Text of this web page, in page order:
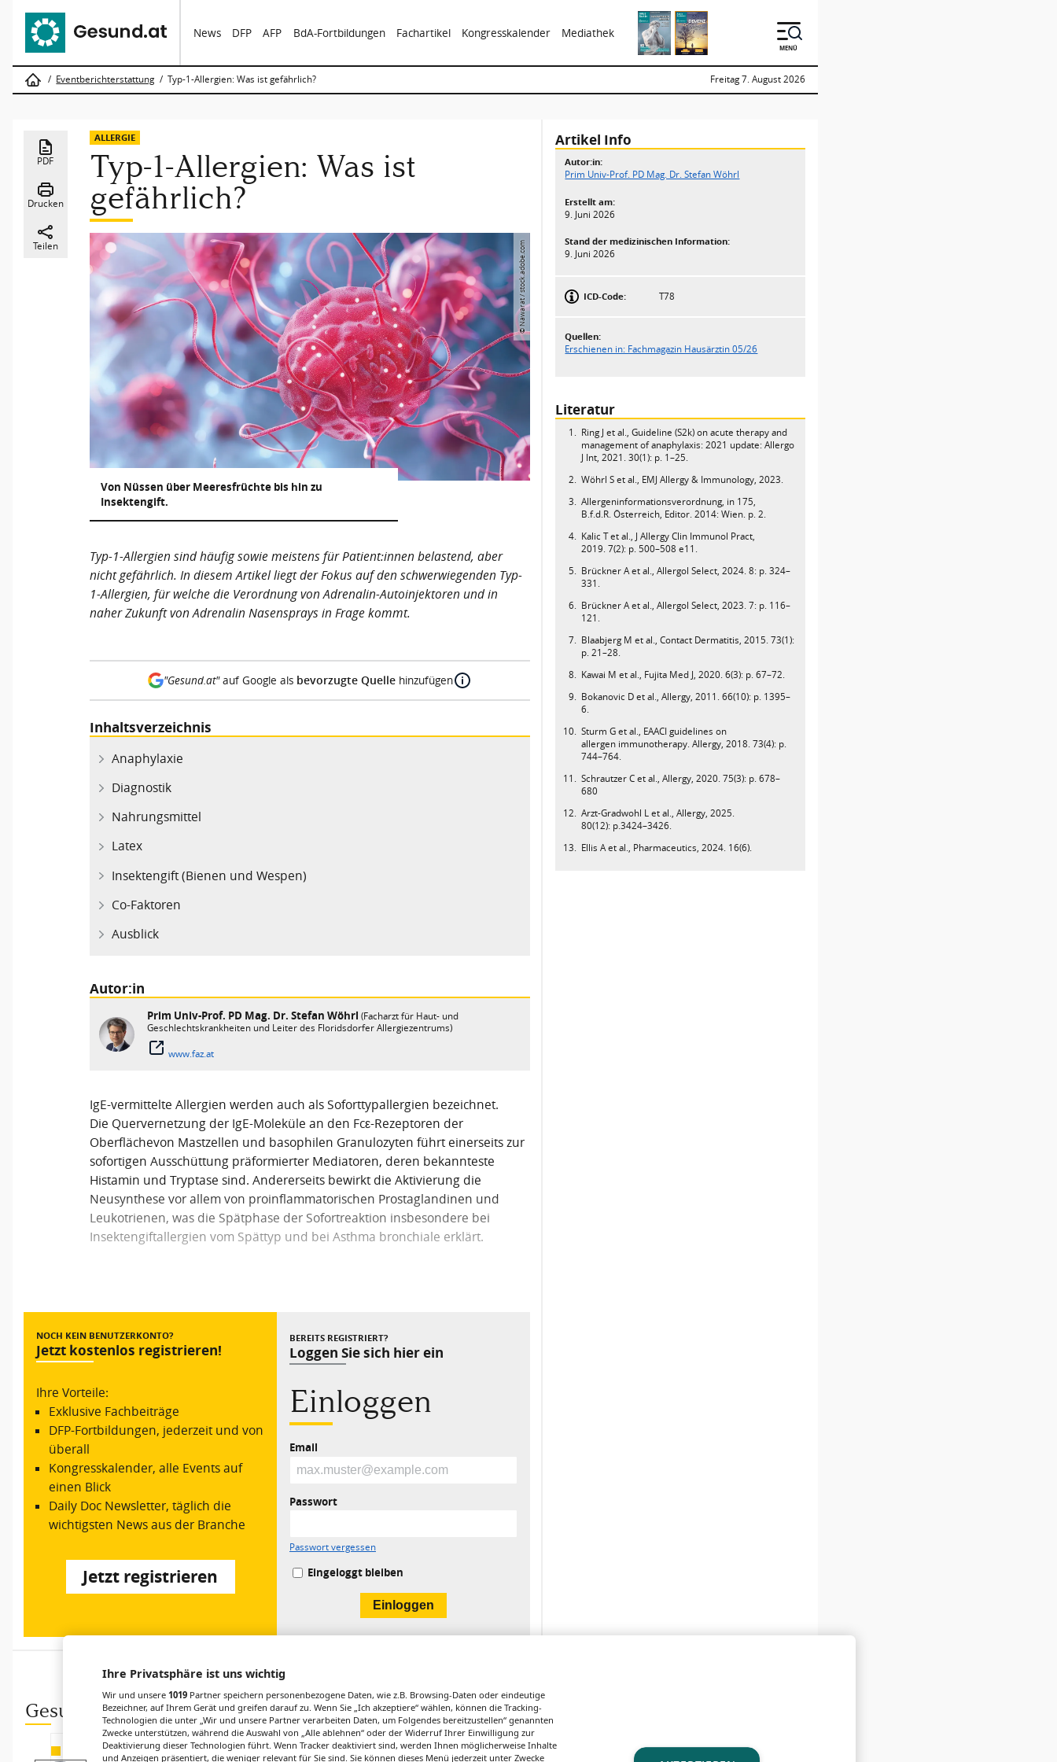
News DFP AFP BdA-Fortbildungen Fachartikel Kongresskalender Mediathek
MENÜ
Eventberichterstattung Typ-1-Allergien: Was ist gefährlich? Freitag 7. August 2026
PDF
Drucken
Teilen
ALLERGIE
Typ-1-Allergien: Was ist
gefährlich?
Von Nüssen über Meeresfrüchte bis hin zu
Insektengift.
© Nawarat / stock.adobe.com
Typ-1-Allergien sind häufig sowie meistens für Patient:innen belastend, aber
nicht gefährlich. In diesem Artikel liegt der Fokus auf den schwerwiegenden Typ-
1-Allergien, für welche die Verordnung von Adrenalin-Autoinjektoren und in
naher Zukunft von Adrenalin Nasensprays in Frage kommt.
"Gesund.at"auf Google als bevorzugte Quellehinzufügen
Inhaltsverzeichnis
Anaphylaxie
Diagnostik
Nahrungsmittel
Latex
Insektengift (Bienen und Wespen)
Co-Faktoren
Ausblick
Autor:in
Prim Univ-Prof. PD Mag. Dr. Stefan Wöhrl (Facharzt für Haut- und
Geschlechtskrankheiten und Leiter des Floridsdorfer Allergiezentrums)
www.faz.at
IgE-vermittelte Allergien werden auch als Soforttypallergien bezeichnet.
Die Quervernetzung der IgE-Moleküle an den Fcε-Rezeptoren der
Oberflächevon Mastzellen und basophilen Granulozyten führt einerseits zur
sofortigen Ausschüttung präformierter Mediatoren, deren bekannteste
Histamin und Tryptase sind. Andererseits bewirkt die Aktivierung die
Neusynthese vor allem von proinflammatorischen Prostaglandinen und
Leukotrienen, was die Spätphase der Sofortreaktion insbesondere bei
Insektengiftallergien vom Spättyp und bei Asthma bronchiale erklärt.
NOCH KEIN BENUTZERKONTO?
Jetzt kostenlos registrieren!
Ihre Vorteile:
Exklusive Fachbeiträge
DFP-Fortbildungen, jederzeit und von
überall
Kongresskalender, alle Events auf
einen Blick
Daily Doc Newsletter, täglich die
wichtigsten News aus der Branche
Jetzt registrieren
BEREITS REGISTRIERT?
Loggen Sie sich hier ein
Einloggen
Email
Passwort
Passwort vergessen
Eingeloggt bleiben
Artikel Info
Autor:in:
Prim Univ-Prof. PD Mag. Dr. Stefan Wöhrl
Erstellt am:
9. Juni 2026
Stand der medizinischen Information:
9. Juni 2026
ICD-Code: T78
Quellen:
Erschienen in: Fachmagazin Hausärztin 05/26
Literatur
Ring J et al., Guideline (S2k) on acute therapy and
management of anaphylaxis: 2021 update: Allergo
J Int, 2021. 30(1): p. 1–25.
Wöhrl S et al., EMJ Allergy & Immunology, 2023.
Allergeninformationsverordnung, in 175,
B.f.d.R. Österreich, Editor. 2014: Wien. p. 2.
Kalic T et al., J Allergy Clin Immunol Pract,
2019. 7(2): p. 500–508 e11.
Brückner A et al., Allergol Select, 2024. 8: p. 324–
331.
Brückner A et al., Allergol Select, 2023. 7: p. 116–
121.
Blaabjerg M et al., Contact Dermatitis, 2015. 73(1):
p. 21–28.
Kawai M et al., Fujita Med J, 2020. 6(3): p. 67–72.
Bokanovic D et al., Allergy, 2011. 66(10): p. 1395–
6.
Sturm G et al., EAACI guidelines on
allergen immunotherapy. Allergy, 2018. 73(4): p.
744–764.
Schrautzer C et al., Allergy, 2020. 75(3): p. 678–
680
Arzt-Gradwohl L et al., Allergy, 2025.
80(12): p.3424–3426.
Ellis A et al., Pharmaceutics, 2024. 16(6).
Gesund.at entdecken
FORSCHUNG
BILANZ DER OÖ
GESUNDHEITSHOLDING
DIGITALISIERUNG ARZNEIMITTELSICHERHEIT FORSCHUNG
Ihre Privatsphäre ist uns wichtig
Wir und unsere 1019 Partner speichern personenbezogene Daten, wie z.B. Browsing-Daten oder eindeutige
Bezeichner, auf Ihrem Gerät und greifen darauf zu. Wenn Sie „Ich akzeptiere“ wählen, können die Tracking-
Technologien die unter „Wir und unsere Partner verarbeiten Daten, um Folgendes bereitzustellen“ genannten
Zwecke unterstützen, während die Auswahl von „Alle ablehnen“ oder der Widerruf Ihrer Einwilligung zur
Deaktivierung dieser Technologien führt. Wenn Tracker deaktiviert sind, werden Ihnen möglicherweise Inhalte
und Anzeigen präsentiert, die weniger relevant für Sie sind. Sie können dieses Menü jederzeit unter Zwecke